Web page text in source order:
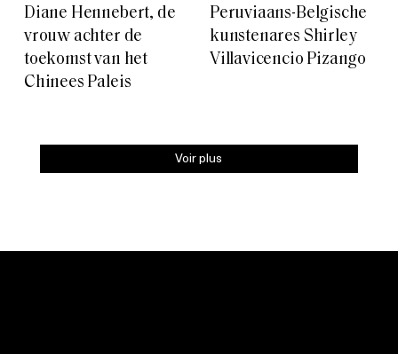
Diane Hennebert, de
vrouw achter de
toekomst van het
Chinees Paleis
Peruviaans-Belgische
kunstenares Shirley
Villavicencio Pizango
Voir plus